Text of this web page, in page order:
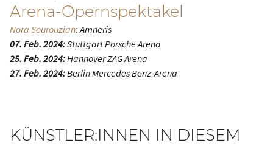
Arena-Opernspektakel
Nora Sourouzian: Amneris
07. Feb. 2024:Stuttgart Porsche Arena
25. Feb. 2024:Hannover ZAG Arena
27. Feb. 2024:Berlin Mercedes Benz-Arena
KÜNSTLER:INNEN IN DIESEM